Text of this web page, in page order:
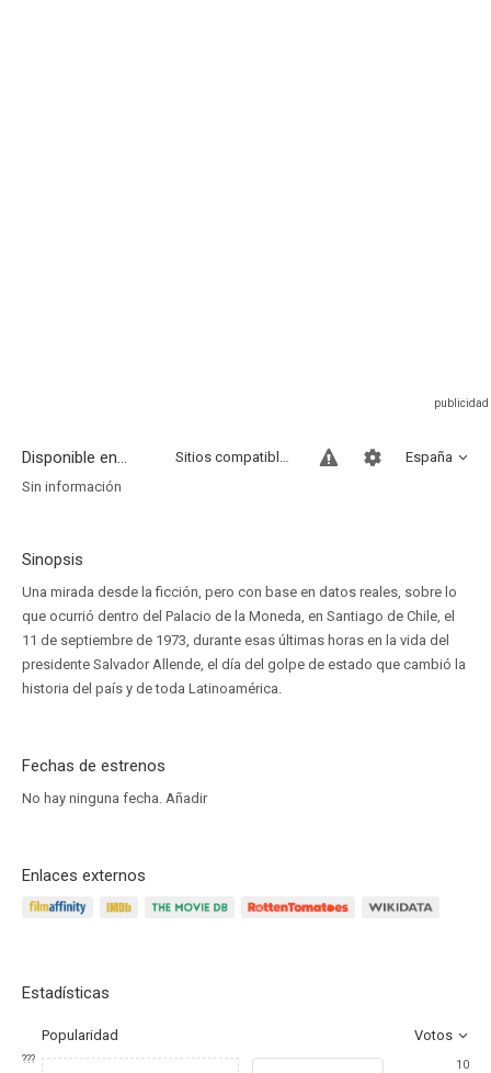
Disponible en... España
Sitios compatibles
Sin información
Sinopsis
Una mirada desde la ficción, pero con base en datos reales, sobre lo
que ocurrió dentro del Palacio de la Moneda, en Santiago de Chile, el
11 de septiembre de 1973, durante esas últimas horas en la vida del
presidente Salvador Allende, el día del golpe de estado que cambió la
historia del país y de toda Latinoamérica.
Fechas de estrenos
No hay ninguna fecha. Añadir
Enlaces externos
Estadísticas
Popularidad Votos
???
10